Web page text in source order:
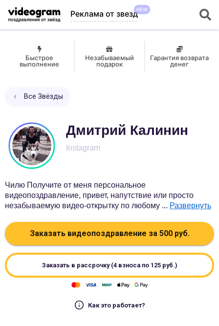
Реклама от звездNEW
Быстрое
выполнение
Незабываемый
подарок
Гарантия возврата
денег
Все Звёзды
Дмитрий Калинин
Instagram
Чилю Получите от меня персональное
видеопоздравление, привет, напутствие или просто
незабываемую видео-открытку по любому ... Развернуть
Заказать видеопоздравление за 500руб.
Заказать в рассрочку (4 взноса по 125руб.)
Как это работает?